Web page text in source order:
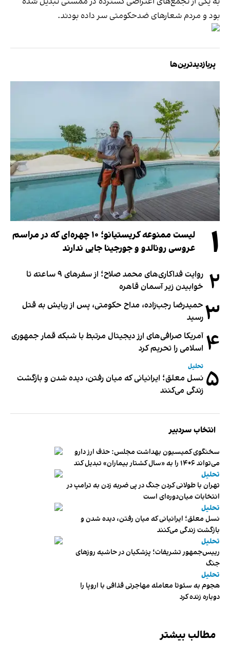
بود و مردم شعارهای ضدحکومتی سر داده بودند.
پربازدیدترین‌ها
۱
لیست ممنوعه کریستیانو؛ ۱۰ چهره‌ای که در مراسم
عروسی رونالدو و جورجینا جایی ندارند
۲
روایت فداکاری‌های محمد صلاح؛ از سفرهای ۹ ساعته تا
خوابیدن زیر آسمان قاهره
۳ حمیدرضا رجب‌زاده، مداح حکومتی، پس از ربایش به قتل
رسید
۴ آمریکا صرافی‌های ارز دیجیتال مرتبط با شبکه قمار جمهوری
اسلامی را تحریم کرد
۵ تحلیل
نسل معلق؛ ایرانیانی که میان رفتن، دیده شدن و بازگشت
زندگی می‌کنند
انتخاب سردبیر
سخنگوی کمیسیون بهداشت مجلس: حذف ارز دارو
می‌تواند ۱۴۰۶ را به «سال کشتار بیماران» تبدیل کند
تحلیل
تهران با طولانی کردن جنگ در پی ضربه زدن به ترامپ در
انتخابات میان‌دوره‌ای است
تحلیل
نسل معلق؛ ایرانیانی که میان رفتن، دیده شدن و
بازگشت زندگی می‌کنند
تحلیل
رییس‌جمهور تشریفات؛ پزشکیان در حاشیه روزهای
جنگ
تحلیل
هجوم به سئوتا معامله مهاجرتی قذافی با اروپا را
دوباره زنده کرد
مطالب بیشتر